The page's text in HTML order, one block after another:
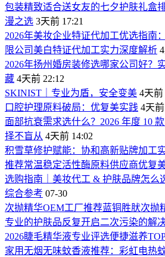
包装精致适合送女友的七夕护肤礼盒
漫之选 3天前 17:21
2026年美妆企业特证代加工优选指南
限公司美白特证代加工实力深度解析
2026年扬州婚房装修选哪家公司好？
藏 4天前 22:12
SKINIST｜专业为盾，安全变美 4天前
口腔护理原料破局：优复美实践 4天
面部抗衰需求选什么？2026 年度 10
择不盲从 4天前 14:02
积雪草修护赋能：协和高新贴牌加工
推荐常温稳定活性酶原料供应商优复
选购指南｜美妆代工 & 护肤品牌怎么
综合参考 07-30
次抛精华OEM工厂推荐蓝铜胜肰次抛
专业的护肤品反复开启二次污染的解
2026睫毛精华液专业评选便捷滋养
家用无烟无味蚊香液推荐：彩虹电热